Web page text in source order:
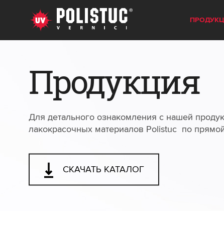
Продукция
Для детального ознакомления с нашей
лакокрасочных материалов Polistuc по
СКАЧАТЬ КАТАЛОГ